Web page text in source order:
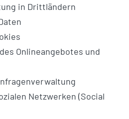
in Drittländern
Onlineangebotes und
Netzwerken (Social